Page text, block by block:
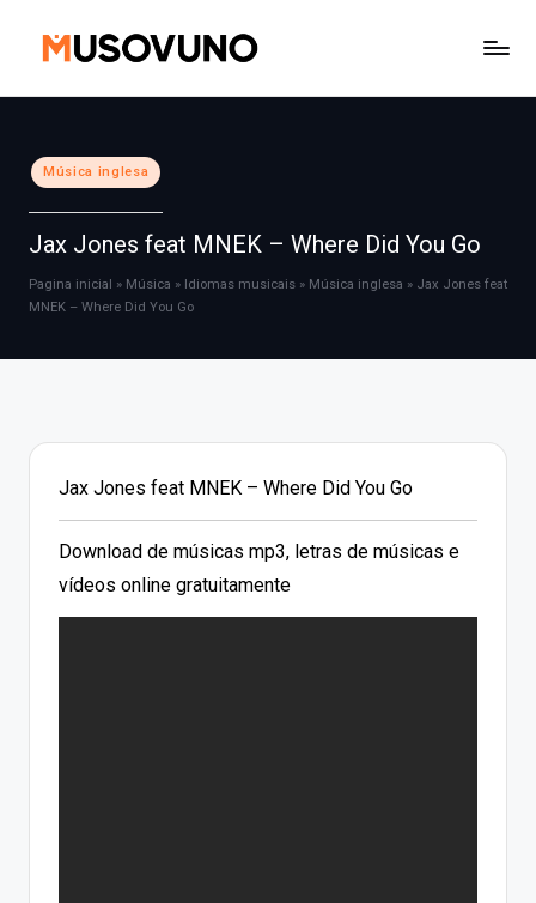
Posted
in
Música inglesa
Jax Jones feat MNEK – Where Did You Go
Pagina inicial » Música » Idiomas musicais » Música inglesa » Jax Jones feat
MNEK – Where Did You Go
Jax Jones feat MNEK – Where Did You Go
Download de músicas mp3, letras de músicas e
vídeos online gratuitamente